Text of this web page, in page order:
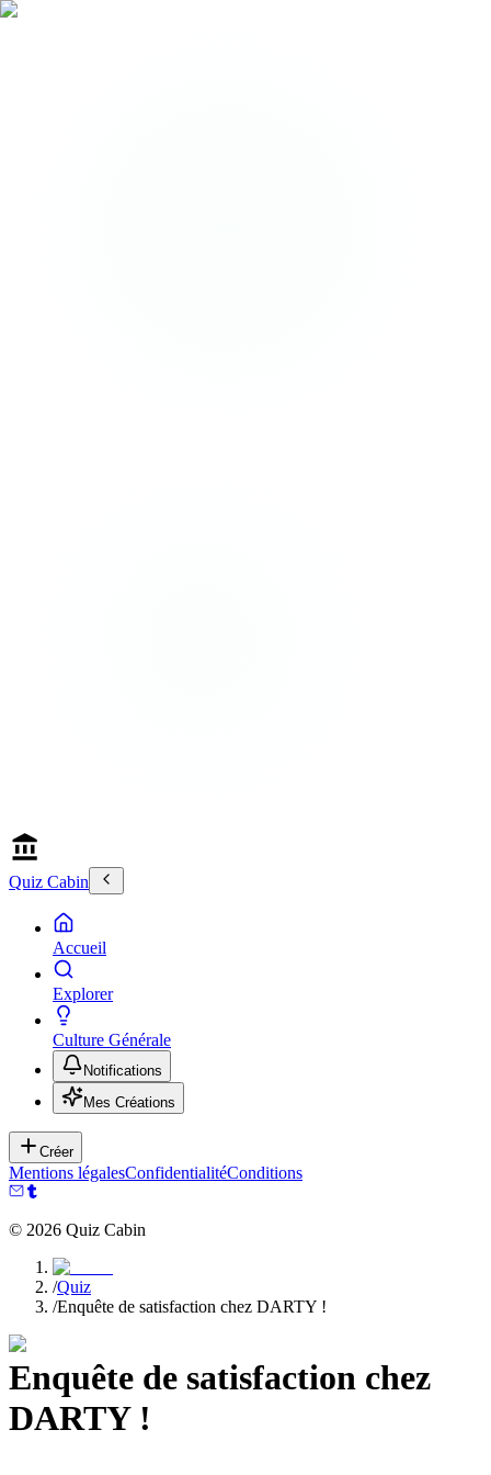
Quiz Cabin
Accueil
Explorer
Culture Générale
Notifications
Mes Créations
Créer
Mentions légalesConfidentialitéConditions
© 2026 Quiz Cabin
/Quiz
/Enquête de satisfaction chez DARTY !
Enquête de satisfaction chez
DARTY !